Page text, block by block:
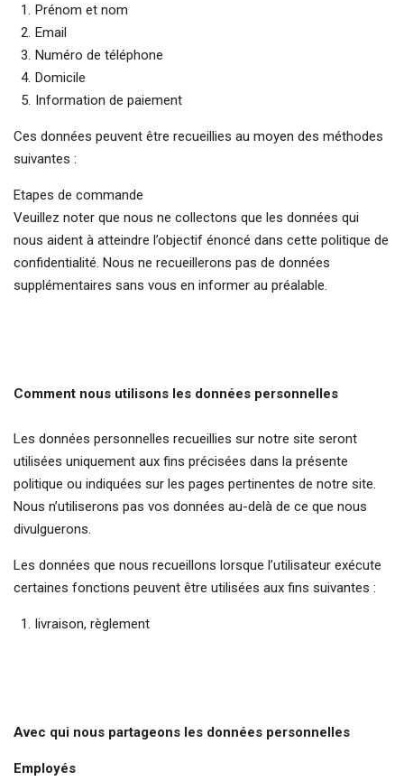
Prénom et nom
Email
Numéro de téléphone
Domicile
Information de paiement
Ces données peuvent être recueillies au moyen des méthodes
suivantes :
Etapes de commande
Veuillez noter que nous ne collectons que les données qui
nous aident à atteindre l’objectif énoncé dans cette politique de
confidentialité. Nous ne recueillerons pas de données
supplémentaires sans vous en informer au préalable.
Comment nous utilisons les données personnelles
Les données personnelles recueillies sur notre site seront
utilisées uniquement aux fins précisées dans la présente
politique ou indiquées sur les pages pertinentes de notre site.
Nous n’utiliserons pas vos données au-delà de ce que nous
divulguerons.
Les données que nous recueillons lorsque l’utilisateur exécute
certaines fonctions peuvent être utilisées aux fins suivantes :
livraison, règlement
Avec qui nous partageons les données personnelles
Employés